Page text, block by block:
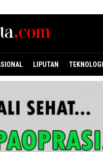
LIPUTAN TEKNOLOGI